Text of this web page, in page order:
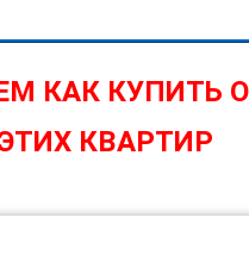
КАК КУПИТЬ
КВАРТИР